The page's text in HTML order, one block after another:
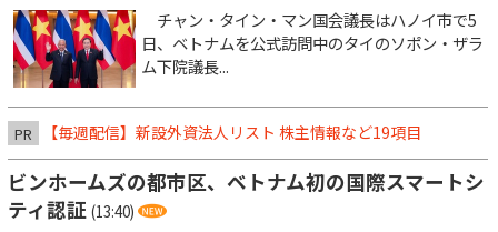
チャン・タイン・マン国会議長はハノイ市で5
日、ベトナムを公式訪問中のタイのソポン・ザラ
ム下院議長...
PR 【毎週配信】新設外資法人リスト 株主情報など19項目
ビンホームズの都市区、ベトナム初の国際スマートシ
ティ認証 (13:40)